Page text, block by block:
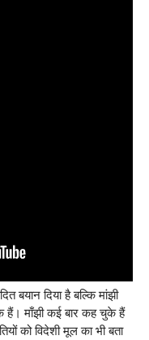
बयान दिया है बल्कि मांझी
हैं। माँझी कई बार कह चुके हैं
को विदेशी मूल का भी बता